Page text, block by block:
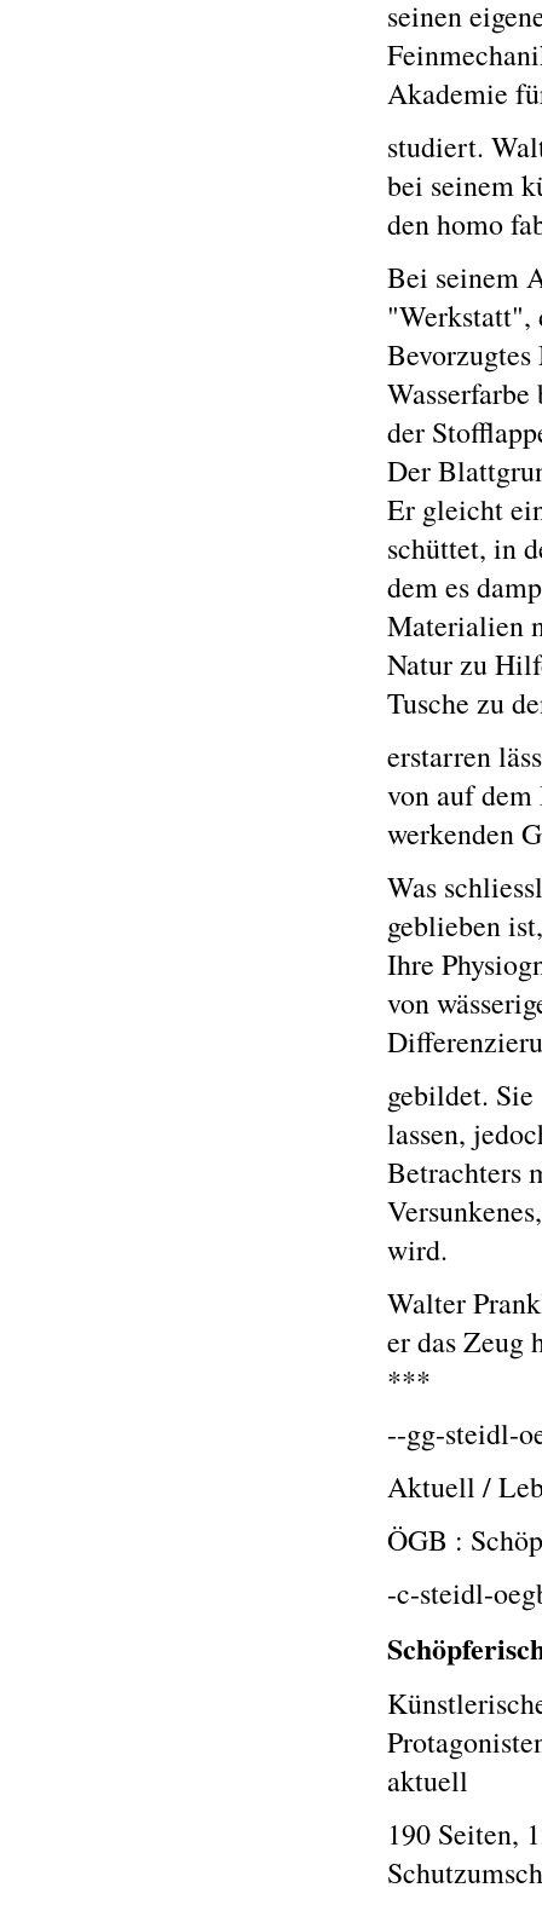
seinen
Akademie
studiert.
bei seinem
den homo
Bei seinem
"Werkstatt",
der
Der
Er gleicht
schüttet, in
dem es
Materialien
Natur zu
Tusche zu
erstarren
von auf dem
werkenden
Was
geblieben
Ihre
von
gebildet.
lassen,
Betrachters
wird.
Walter
er das Zeug
***
--gg-steidl-
Aktuell /
ÖGB :
-c-steidl-
aktuell
190 Seiten,